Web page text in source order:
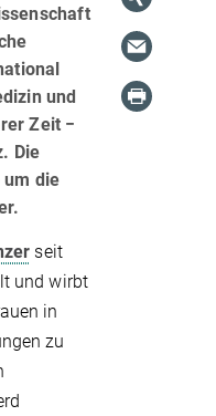
und
Zeit −
Die
die
seit
und wirbt
in
zu